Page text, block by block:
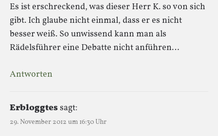
Es ist erschreckend, was dieser Herr K. so von sich
gibt. Ich glaube nicht einmal, dass er es nicht
besser weiß. So unwissend kann man als
Rädelsführer eine Debatte nicht anführen…
Antworten
Erbloggtessagt:
29. November 2012 um 16:30 Uhr